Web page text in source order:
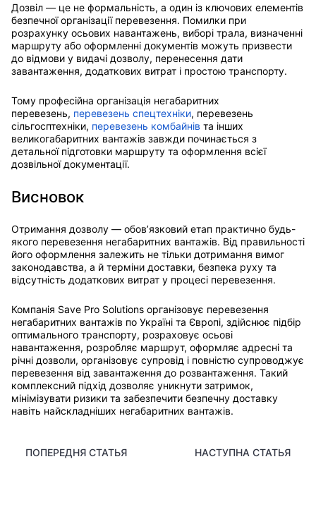
Дозвіл — це не формальність, а один із ключових елементів
безпечної організації перевезення. Помилки при
розрахунку осьових навантажень, виборі трала, визначенні
маршруту або оформленні документів можуть призвести
до відмови у видачі дозволу, перенесення дати
завантаження, додаткових витрат і простою транспорту.
Тому професійна організація негабаритних
перевезень, перевезень спецтехніки, перевезень
сільгосптехніки, перевезень комбайнів та інших
великогабаритних вантажів завжди починається з
детальної підготовки маршруту та оформлення всієї
дозвільної документації.
Висновок
Отримання дозволу — обов’язковий етап практично будь-
якого перевезення негабаритних вантажів. Від правильності
його оформлення залежить не тільки дотримання вимог
законодавства, а й терміни доставки, безпека руху та
відсутність додаткових витрат у процесі перевезення.
Компанія Save Pro Solutions організовує перевезення
негабаритних вантажів по Україні та Європі, здійснює підбір
оптимального транспорту, розраховує осьові
навантаження, розробляє маршрут, оформляє адресні та
річні дозволи, організовує супровід і повністю супроводжує
перевезення від завантаження до розвантаження. Такий
комплексний підхід дозволяє уникнути затримок,
мінімізувати ризики та забезпечити безпечну доставку
навіть найскладніших негабаритних вантажів.
ПОПЕРЕДНЯ СТАТЬЯ НАСТУПНА СТАТЬЯ